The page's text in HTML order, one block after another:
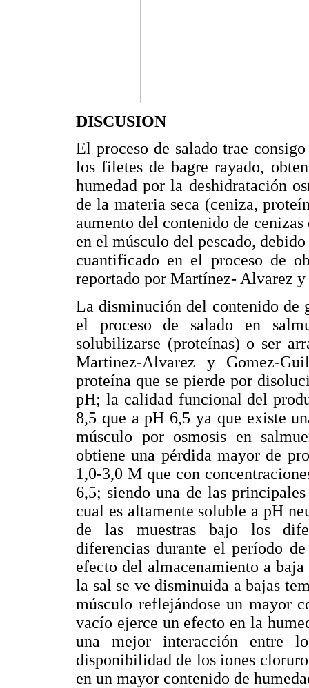
DISCUSION
El proceso de salado trae
los filetes de bagre rayado,
humedad por la deshidratación
de la materia seca (ceniza,
aumento del contenido de
en el músculo del pescado,
cuantificado en el proceso de
reportado por Martínez- Alvarez
La disminución del contenido de
el proceso de salado en
solubilizarse (proteínas) o ser
Martinez-Alvarez y Gomez-
proteína que se pierde por
pH; la calidad funcional del
8,5 que a pH 6,5 ya que existe
músculo por osmosis en
obtiene una pérdida mayor de
1,0-3,0 M que con
6,5; siendo una de las
cual es altamente soluble a pH
de las muestras bajo los
diferencias durante el período
efecto del almacenamiento a
la sal se ve disminuida a bajas
músculo reflejándose un mayor
vacío ejerce un efecto en la
una mejor interacción entre
disponibilidad de los iones
en un mayor contenido de